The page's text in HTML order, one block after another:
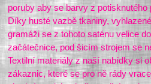
poruby aby se barvy z potisknutého
Díky husté vazbě tkaniny,
gramáži se z tohoto saténu velice
začátečnice, pod šicím strojem se
Textilní materiály z naší nabídky si
zákaznic, které se pro ně rády